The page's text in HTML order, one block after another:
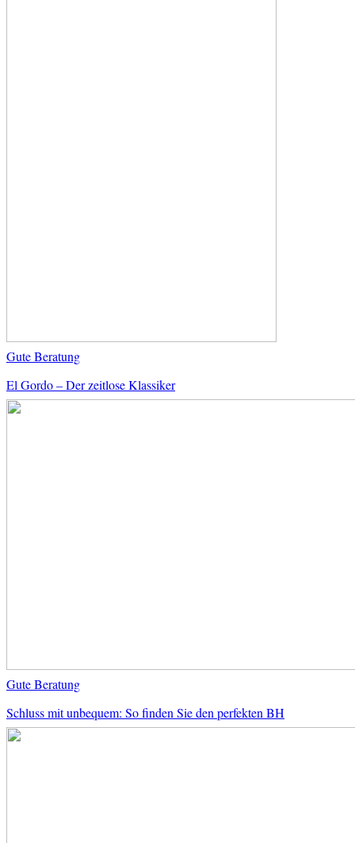
Gute Beratung
El Gordo – Der zeitlose Klassiker
Gute Beratung
Schluss mit unbequem: So finden Sie den perfekten BH